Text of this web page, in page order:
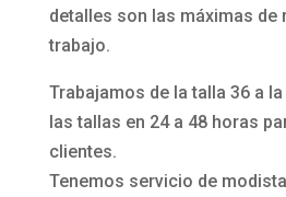
detalles son las máximas de
trabajo.
Trabajamos de la talla 36 a
las tallas en 24 a 48 horas
clientes.
Tenemos servicio de